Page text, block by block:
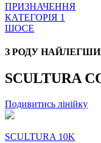
ПРИЗНАЧЕННЯ
КАТЕГОРІЯ 1
ШОСЕ
З РОДУ
SCULTURA
Подивитись лінійку
SCULTURA 10K